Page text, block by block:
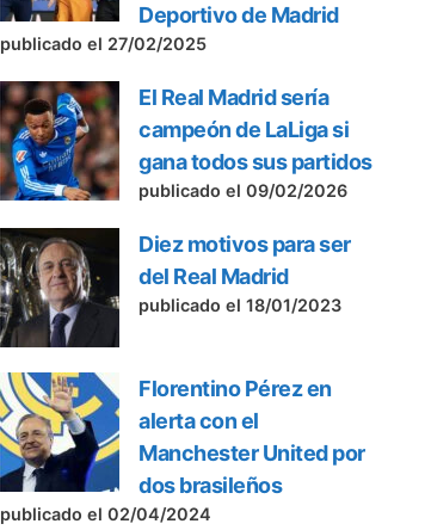
Deportivo de Madrid
publicado el 27/02/2025
El Real Madrid sería
campeón de LaLiga si
gana todos sus partidos
publicado el 09/02/2026
Diez motivos para ser
del Real Madrid
publicado el 18/01/2023
Florentino Pérez en
alerta con el
Manchester United por
dos brasileños
publicado el 02/04/2024